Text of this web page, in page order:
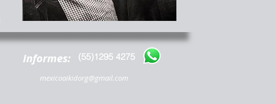
Informes: (55)1295 4275
mexicoaikidorg@gmail.com